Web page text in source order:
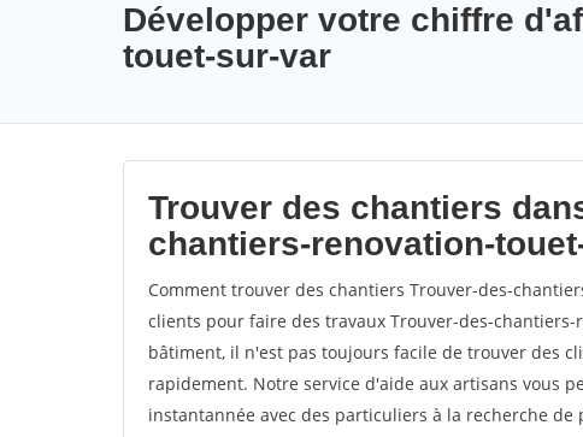
Développer votre chiffre
touet-sur-var
Trouver des chantiers
chantiers-renovation-
Comment trouver des chantiers Trouver-des-
clients pour faire des travaux Trouver-des-
bâtiment, il n'est pas toujours facile de trouver des
rapidement. Notre service d'aide aux artisans vous
instantannée avec des particuliers à la recherche